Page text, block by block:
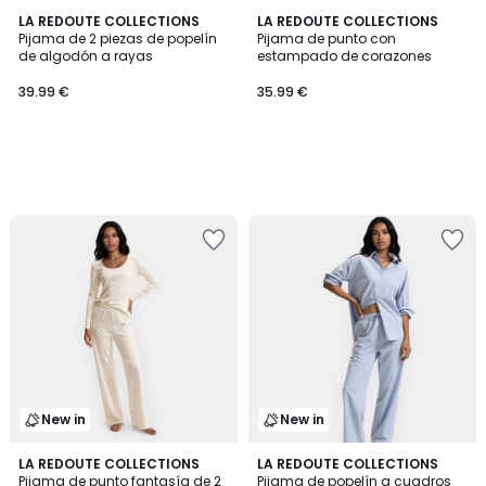
LA REDOUTE COLLECTIONS
Pijama de 2 piezas de popelín
de algodón a rayas
39.99 €
LA REDOUTE COLLECTIONS
Pijama de punto con
estampado de corazones
35.99 €
New in
LA REDOUTE COLLECTIONS
Pijama de punto fantasía de 2
New in
LA REDOUTE COLLECTIONS
Pijama de popelín a cuadros